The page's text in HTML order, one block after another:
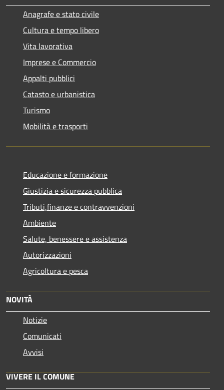
Anagrafe e stato civile
Cultura e tempo libero
Vita lavorativa
Imprese e Commercio
Appalti pubblici
Catasto e urbanistica
Turismo
Mobilità e trasporti
Educazione e formazione
Giustizia e sicurezza pubblica
Tributi,finanze e contravvenzioni
Ambiente
Salute, benessere e assistenza
Autorizzazioni
Agricoltura e pesca
NOVITÀ
Notizie
Comunicati
Avvisi
VIVERE IL COMUNE